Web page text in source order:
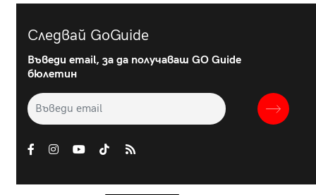
Следвай GoGuide
Въведи email, за да получаваш GO Guide
бюлетин